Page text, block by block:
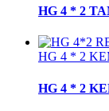
HG 4 * 2
HG 4 * 2
HG 4 * 2